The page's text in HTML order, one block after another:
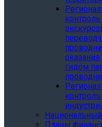
гидом
Планы